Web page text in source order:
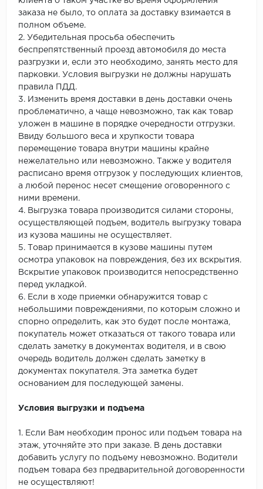
заказа не было, то оплата за доставку взимается в
полном объеме.
2. Убедительная просьба обеспечить
беспрепятственный проезд автомобиля до места
разгрузки и, если это необходимо, занять место для
парковки. Условия выгрузки не должны нарушать
правила ПДД.
3. Изменить время доставки в день доставки очень
проблематично, а чаще невозможно, так как товар
уложен в машине в порядке очередности отгрузки.
Ввиду большого веса и хрупкости товара
перемещение товара внутри машины крайне
нежелательно или невозможно. Также у водителя
расписано время отгрузок у последующих клиентов,
а любой перенос несет смещение оговоренного с
ними времени.
4. Выгрузка товара производится силами стороны,
осуществляющей подъем, водитель выгрузку товара
из кузова машины не осуществляет.
5. Товар принимается в кузове машины путем
осмотра упаковок на повреждения, без их вскрытия.
Вскрытие упаковок производится непосредственно
перед укладкой.
6. Если в ходе приемки обнаружится товар с
небольшими повреждениями, по которым сложно и
спорно определить, как это будет после монтажа,
покупатель может отказаться от такого товара или
сделать заметку в документах водителя, и в свою
очередь водитель должен сделать заметку в
документах покупателя. Эта заметка будет
основанием для последующей замены.
Условия выгрузки и подъема
1. Если Вам необходим пронос или подъем товара на
этаж, уточняйте это при заказе. В день доставки
добавить услугу по подъему невозможно. Водители
подъем товара без предварительной договоренности
не осуществляют!